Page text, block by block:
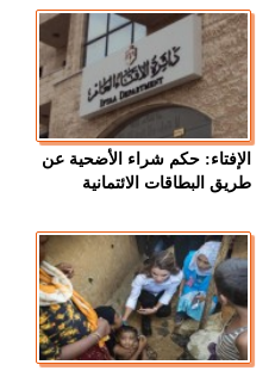
الإفتاء: حكم شراء الأضحية عن
طريق البطاقات الائتمانية